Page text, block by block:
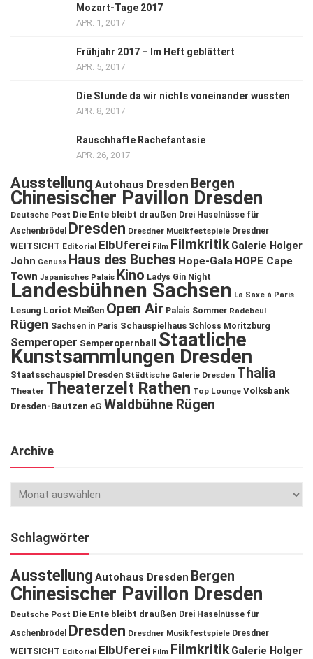
Mozart-Tage 2017
APR. 1, 2017
Frühjahr 2017 – Im Heft geblättert
APR. 5, 2017
Die Stunde da wir nichts voneinander wussten
APR. 8, 2017
Rauschhafte Rachefantasie
APR. 26, 2017
Ausstellung Autohaus Dresden Bergen
Chinesischer Pavillon Dresden
Deutsche Post Die Ente bleibt draußen Drei Haselnüsse für
Aschenbrödel
Dresden Dresdner Musikfestspiele Dresdner
WEITSICHT Editorial ElbUferei Film Filmkritik Galerie Holger
John Genuss Haus des Buches Hope-Gala HOPE Cape
Town Japanisches Palais Kino Ladys Gin Night
Landesbühnen Sachsen La Saxe à Paris
Lesung Loriot Meißen Open Air Palais Sommer Radebeul
Rügen Sachsen in Paris Schauspielhaus Schloss Moritzburg
Semperoper Semperopernball Staatliche
Kunstsammlungen Dresden
Staatsschauspiel Dresden Städtische Galerie Dresden Thalia
Theater Theaterzelt Rathen Top Lounge Volksbank
Dresden-Bautzen eG Waldbühne Rügen
Archive
Schlagwörter
Ausstellung Autohaus Dresden Bergen
Chinesischer Pavillon Dresden
Deutsche Post Die Ente bleibt draußen Drei Haselnüsse für
Aschenbrödel
Dresden Dresdner Musikfestspiele Dresdner
WEITSICHT Editorial ElbUferei Film Filmkritik Galerie Holger